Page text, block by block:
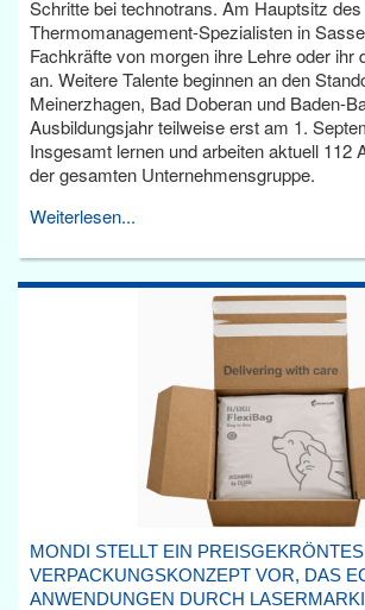
Schritte bei technotrans. Am Hauptsitz des
Thermomanagement-Spezialisten in
Fachkräfte von morgen ihre Lehre oder ihr
an. Weitere Talente beginnen an den
Meinerzhagen, Bad Doberan und Baden-
Ausbildungsjahr teilweise erst am 1.
Insgesamt lernen und arbeiten aktuell 112
der gesamten Unternehmensgruppe.
Weiterlesen...
MONDI STELLT EIN PREISGEKRÖNTES
VERPACKUNGSKONZEPT VOR, DAS
ANWENDUNGEN DURCH